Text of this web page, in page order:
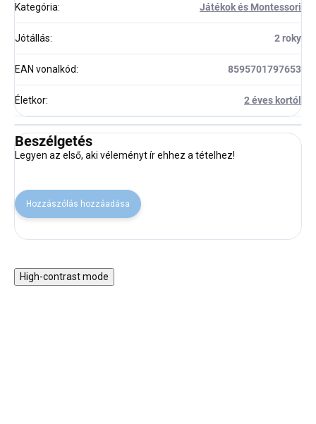
Kategória: Játékok és Montessori
Jótállás: 2 roky
EAN vonalkód: 8595701797653
Életkor: 2 éves kortól
Beszélgetés
Legyen az első, aki véleményt ír ehhez a tételhez!
Hozzászólás hozzáadása
High-contrast mode